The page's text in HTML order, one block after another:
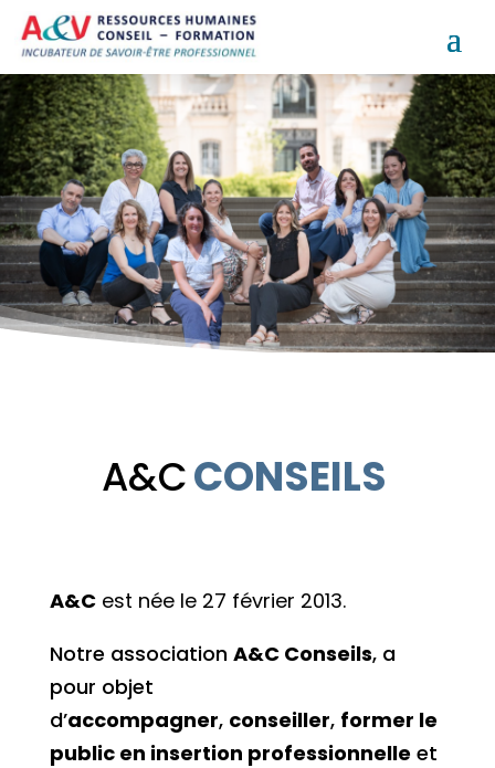
A&CCONSEILS
A&Cest née le 27 février 2013.
Notre association A&C Conseils, a
pour objet
d’accompagner, conseiller, former le
public en insertion professionnelle et